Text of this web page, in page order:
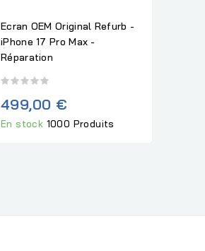
Ecran OEM Original Refurb -
iPhone 17 Pro Max -
Réparation
499,00 €
En stock 1000 Produits